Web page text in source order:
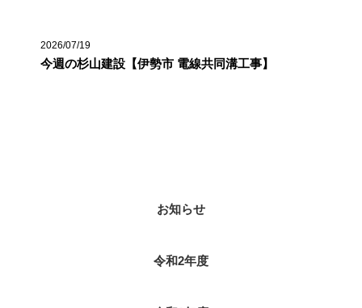
2026/07/19
今週の杉山建設【伊勢市 電線共同溝工事】
お知らせ
令和2年度